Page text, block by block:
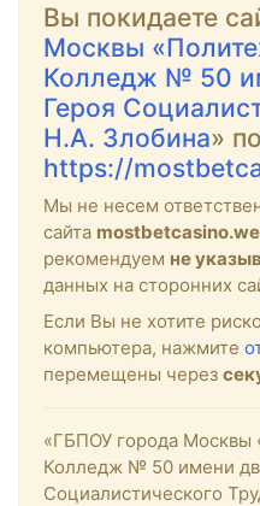
Вы покидаете
Москвы
Колледж № 50
Героя
Н.А. Злобина»
https://
Мы не несем
сайта
рекомендуем не
данных на сторонних
Если Вы не хотите
компьютера, нажмите
перемещены через
«ГБПОУ города Москвы
Колледж № 50 имени
Социалистического